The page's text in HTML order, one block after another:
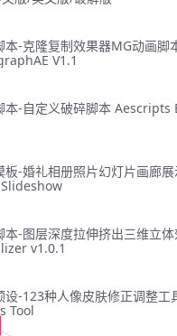
本-克隆复制效果器MG动画脚
V1.1
本-自定义破碎脚本 Aescripts
板-婚礼相册照片幻灯片画廊
本-图层深度拉伸挤出三维立
v1.0.1
设-123种人像皮肤修正调整工
Tool